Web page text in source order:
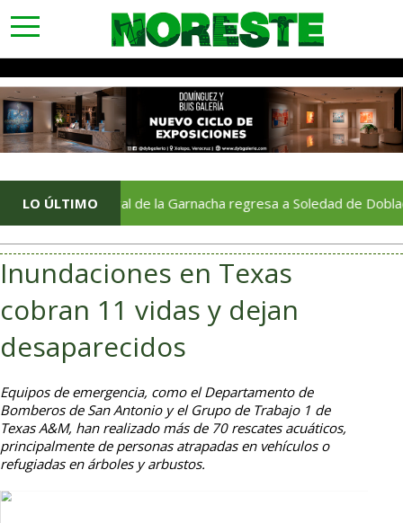
toggle
navigation
LO ÚLTIMO
Festival de la Garnacha regresa a Soledad de Doblado tras
Inundaciones en Texas
cobran 11 vidas y dejan
desaparecidos
Equipos de emergencia, como el Departamento de
Bomberos de San Antonio y el Grupo de Trabajo 1 de
Texas A&M, han realizado más de 70 rescates acuáticos,
principalmente de personas atrapadas en vehículos o
refugiadas en árboles y arbustos.